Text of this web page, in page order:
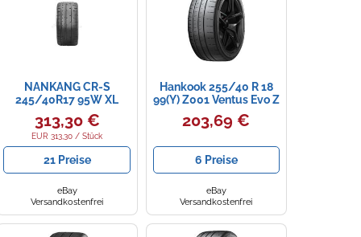
NANKANG CR-S
245/40R17 95W XL
SEMI-SLICK (2G) BSW
313,30 €
EUR 313,30 / Stück
21 Preise
eBay
Versandkostenfrei
Hankook 255/40 R 18
99(Y) Z001 Ventus Evo Z
Tl Xl Fr Sommerreifen
203,69 €
6 Preise
eBay
Versandkostenfrei